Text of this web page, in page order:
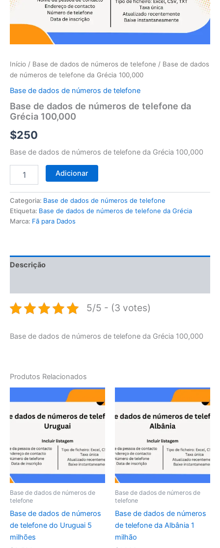
Início / Base de dados de números de telefone / Base de dados
de números de telefone da Grécia 100,000
Base de dados de números de telefone
Base de dados de números de telefone da
Grécia 100,000
$250
Base de dados de números de telefone da Grécia 100,000
telefone
da
Grécia
Adicionar
Categoria: Base de dados de números de telefone
Etiqueta: Base de dados de números de telefone da Grécia
Marca: Fã para Dados
Descrição
5/5 - (3 votes)
Base de dados de números de telefone da Grécia 100,000
Produtos Relacionados
Base de dados de números de
telefone
Base de dados de números
de telefone do Uruguai 5
milhões
Base de dados de números de
telefone
Base de dados de números
de telefone da Albânia 1
milhão